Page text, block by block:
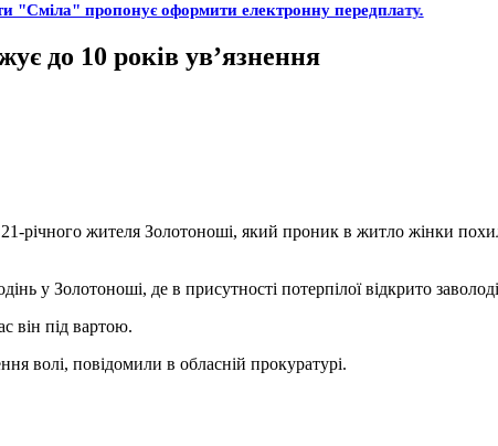
"Сміла" пропонує оформити електронну передплату.
до 10 років ув’язнення
річного жителя Золотоноші, який проник в житло жінки
у Золотоноші, де в присутності потерпілої відкрито
він під вартою.
волі, повідомили в обласній прокуратурі.